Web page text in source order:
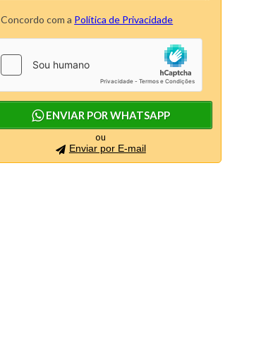
Concordo com a Política de Privacidade
ENVIAR POR WHATSAPP
ou
Enviar por E-mail